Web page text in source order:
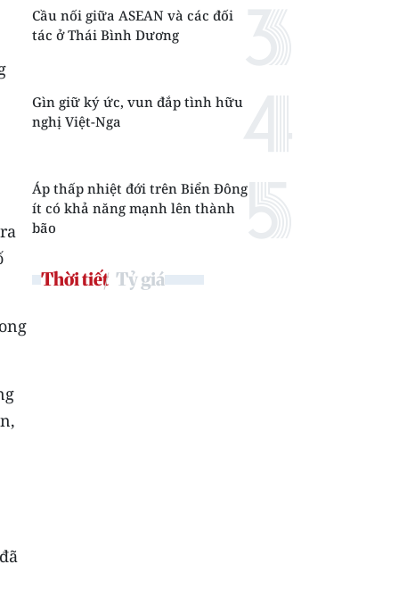
Cầu nối giữa ASEAN và các đối
tác ở Thái Bình Dương
Gìn giữ ký ức, vun đắp tình hữu
nghị Việt-Nga
Áp thấp nhiệt đới trên Biển Đông
ít có khả năng mạnh lên thành
bão
Thời tiết Tỷ giá